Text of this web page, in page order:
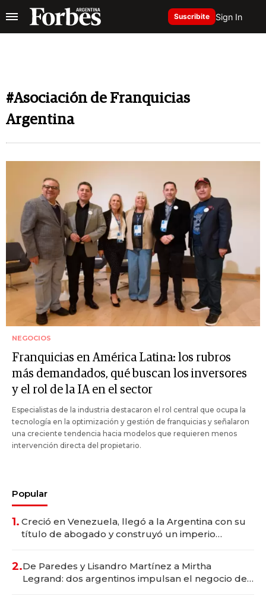
Suscribite Sign In
#Asociación de Franquicias
Argentina
NEGOCIOS
Franquicias en América Latina: los rubros
más demandados, qué buscan los inversores
y el rol de la IA en el sector
Especialistas de la industria destacaron el rol central que ocupa la
tecnología en la optimización y gestión de franquicias y señalaron
una creciente tendencia hacia modelos que requieren menos
intervención directa del propietario.
Popular
1. Creció en Venezuela, llegó a la Argentina con su
título de abogado y construyó un imperio
2.De Paredes y Lisandro Martínez a Mirtha
Legrand: dos argentinos impulsan el negocio del